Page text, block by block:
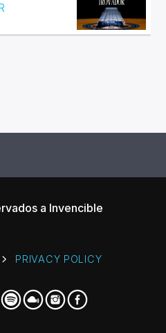
a Invencible
PRIVACY POLICY